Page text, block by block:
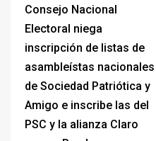
Consejo Nacional
Electoral niega
inscripción de listas de
asambleístas nacionales
de Sociedad Patriótica y
Amigo e inscribe las del
PSC y la alianza Claro